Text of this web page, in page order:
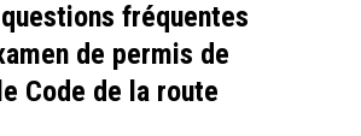
fréquentes
de permis de
Code de la route